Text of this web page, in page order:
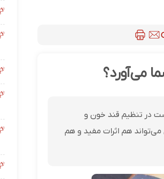
می‌آورد؟
در تنظیم قند خون و
هم اثرات مفید و هم